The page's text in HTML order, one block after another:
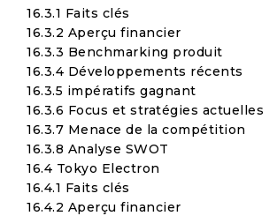
16.3.1 Faits clés
16.3.2 Aperçu financier
16.3.3 Benchmarking produit
16.3.4 Développements récents
16.3.5 impératifs gagnant
16.3.6 Focus et stratégies actuelles
16.3.7 Menace de la compétition
16.3.8 Analyse SWOT
16.4 Tokyo Electron
16.4.1 Faits clés
16.4.2 Aperçu financier